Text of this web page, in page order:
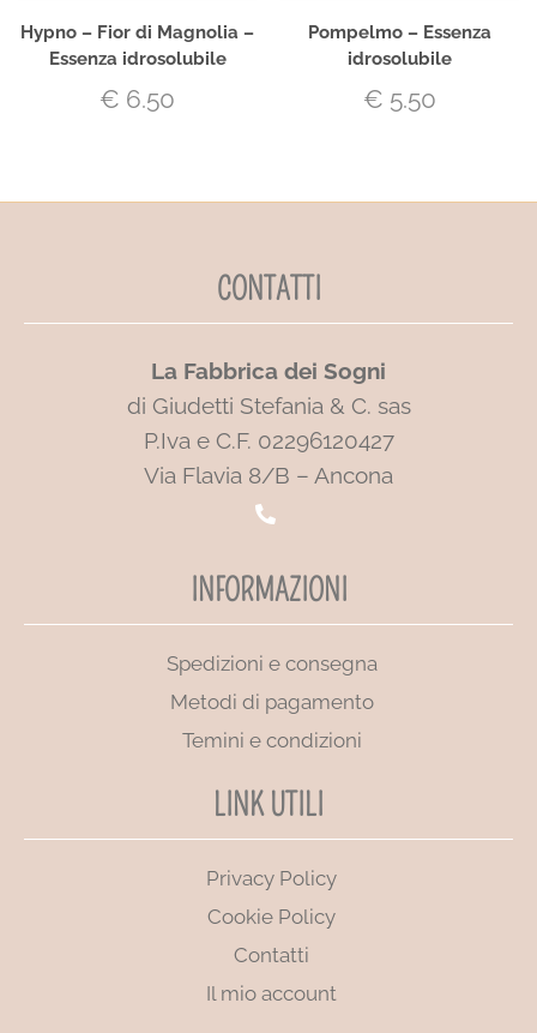
Hypno – Fior di Magnolia –
Essenza idrosolubile
€ 6.50
Pompelmo – Essenza
idrosolubile
€ 5.50
CONTATTI
La Fabbrica dei Sogni
di Giudetti Stefania & C. sas
P.Iva e C.F. 02296120427
Via Flavia 8/B – Ancona
INFORMAZIONI
Spedizioni e consegna
Metodi di pagamento
Temini e condizioni
LINK UTILI
Privacy Policy
Cookie Policy
Contatti
Il mio account